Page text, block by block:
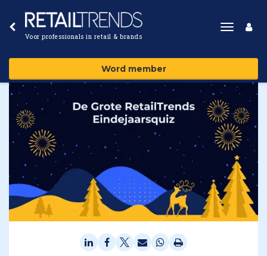
Voor professionals in retail & brands
Toggle
Word member